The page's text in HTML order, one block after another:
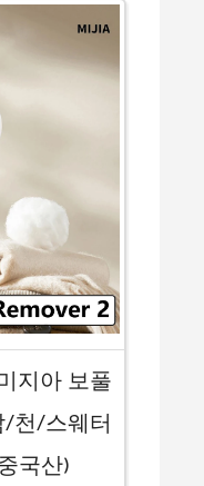
지아 보풀
천/스웨터
국산)